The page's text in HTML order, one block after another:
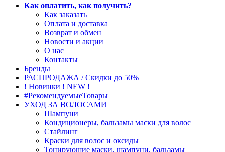
Как оплатить, как получить?
Как заказать
Оплата и доставка
Возврат и обмен
Новости и акции
О нас
Контакты
Бренды
РАСПРОДАЖА / Скидки до 50%
! Новинки ! NEW !
#РекомендуемыеТовары
УХОД ЗА ВОЛОСАМИ
Шампуни
Кондиционеры, бальзамы маски для волос
Стайлинг
Краски для волос и оксиды
Тонирующие маски, шампуни, бальзамы